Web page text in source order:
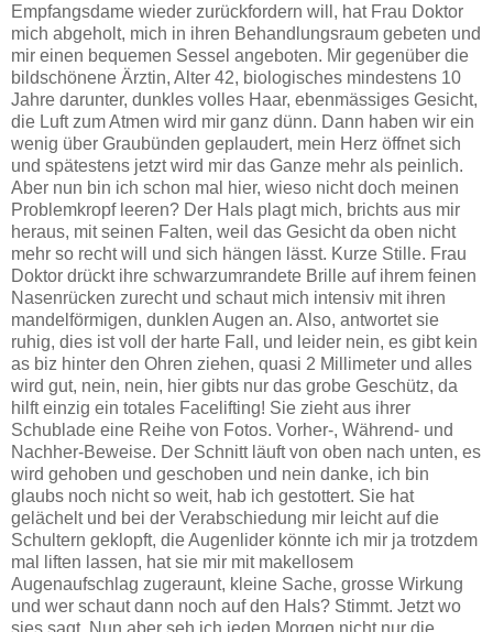
Empfangsdame wieder zurückfordern will, hat Frau Doktor
mich abgeholt, mich in ihren Behandlungsraum gebeten und
mir einen bequemen Sessel angeboten. Mir gegenüber die
bildschönene Ärztin, Alter 42, biologisches mindestens 10
Jahre darunter, dunkles volles Haar, ebenmässiges Gesicht,
die Luft zum Atmen wird mir ganz dünn. Dann haben wir ein
wenig über Graubünden geplaudert, mein Herz öffnet sich
und spätestens jetzt wird mir das Ganze mehr als peinlich.
Aber nun bin ich schon mal hier, wieso nicht doch meinen
Problemkropf leeren? Der Hals plagt mich, brichts aus mir
heraus, mit seinen Falten, weil das Gesicht da oben nicht
mehr so recht will und sich hängen lässt. Kurze Stille. Frau
Doktor drückt ihre schwarzumrandete Brille auf ihrem feinen
Nasenrücken zurecht und schaut mich intensiv mit ihren
mandelförmigen, dunklen Augen an. Also, antwortet sie
ruhig, dies ist voll der harte Fall, und leider nein, es gibt kein
as biz hinter den Ohren ziehen, quasi 2 Millimeter und alles
wird gut, nein, nein, hier gibts nur das grobe Geschütz, da
hilft einzig ein totales Facelifting! Sie zieht aus ihrer
Schublade eine Reihe von Fotos. Vorher-, Während- und
Nachher-Beweise. Der Schnitt läuft von oben nach unten, es
wird gehoben und geschoben und nein danke, ich bin
glaubs noch nicht so weit, hab ich gestottert. Sie hat
gelächelt und bei der Verabschiedung mir leicht auf die
Schultern geklopft, die Augenlider könnte ich mir ja trotzdem
mal liften lassen, hat sie mir mit makellosem
Augenaufschlag zugeraunt, kleine Sache, grosse Wirkung
und wer schaut dann noch auf den Hals? Stimmt. Jetzt wo
sies sagt. Nun aber seh ich jeden Morgen nicht nur die